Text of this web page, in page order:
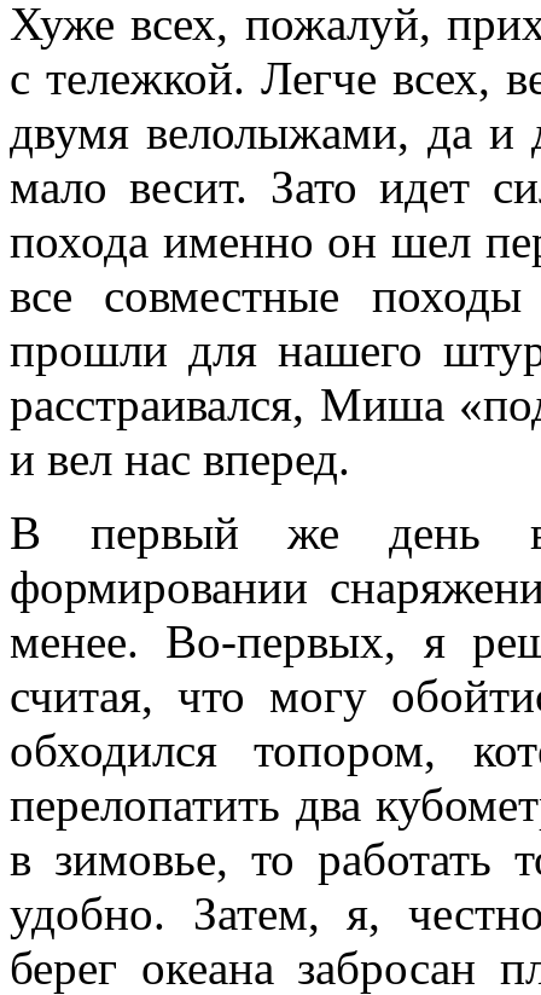
Хуже всех, пожалуй,
с тележкой. Легче всех,
двумя велолыжами, да и
мало весит. Зато идет
похода именно он шел
все совместные
прошли для нашего
расстраивался, Миша
и вел нас вперед.
В первый же день
формировании
менее. Во-первых, я
считая, что могу
обходился топором,
перелопатить два
в зимовье, то работать
удобно. Затем, я,
берег океана забросан